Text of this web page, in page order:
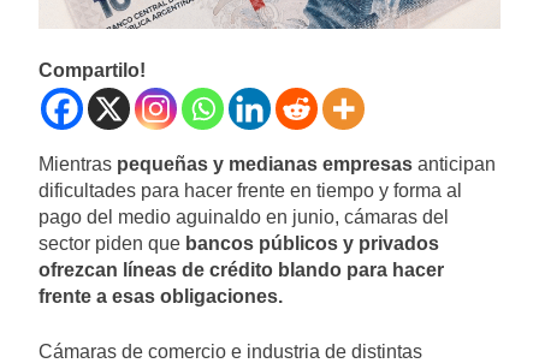
Compartilo!
Mientras pequeñas y medianas empresas anticipan
dificultades para hacer frente en tiempo y forma al
pago del medio aguinaldo en junio, cámaras del
sector piden que bancos públicos y privados
ofrezcan líneas de crédito blando para hacer
frente a esas obligaciones.
Cámaras de comercio e industria de distintas